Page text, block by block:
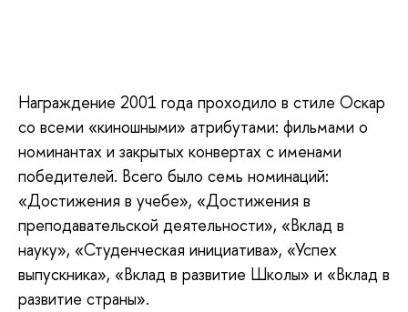
Награждение 2001 года проходило в стиле Оскар
со всеми «киношными» атрибутами: фильмами о
номинантах и закрытых конвертах с именами
победителей. Всего было семь номинаций:
«Достижения в учебе», «Достижения в
преподавательской деятельности», «Вклад в
науку», «Студенческая инициатива», «Успех
выпускника», «Вклад в развитие Школы» и «Вклад в
развитие страны».